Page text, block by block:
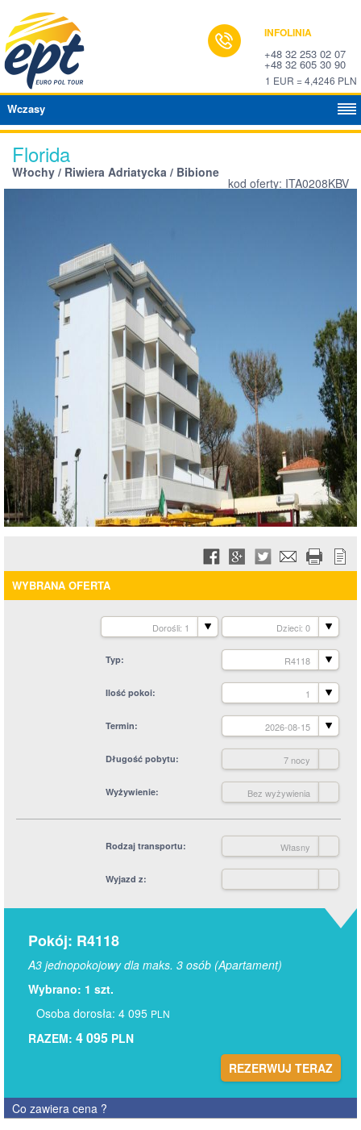
INFOLINIA
+48 32 253 02 07
+48 32 605 30 90
1 EUR = 4,4246 PLN
Wczasy
Florida
Włochy / Riwiera Adriatycka / Bibione
kod oferty: ITA0208KBV
WYBRANA OFERTA
Dorośli: 1 Dzieci: 0
Typ R4118
Ilość pokoi 1
Termin 2026-08-15
Długość pobytu 7 nocy
Wyżywienie Bez wyżywienia
Rodzaj transportu Własny
Wyjazd z
Pokój: R4118
A3 jednopokojowy dla maks. 3 osób (Apartament)
Wybrano: 1 szt.
Osoba dorosła: 4 095 PLN
RAZEM: 4 095 PLN
REZERWUJ TERAZ
Co zawiera cena ?